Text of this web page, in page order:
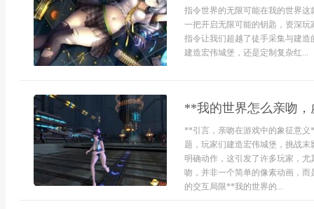
指令世界的无限可能在我的世界
一把开启无限可能的钥匙，资深
指令让我们超越了徒手采集与建
建造宏伟城堡，还是定制复杂红...
**我的世界怎么亲吻
**引言，亲吻在游戏中的象征意
题，玩家们建造宏伟城堡，挑战
明确动作，这引发了许多玩家，
吻，并非一个简单的像素动画，
的交互局限**我的世界的...